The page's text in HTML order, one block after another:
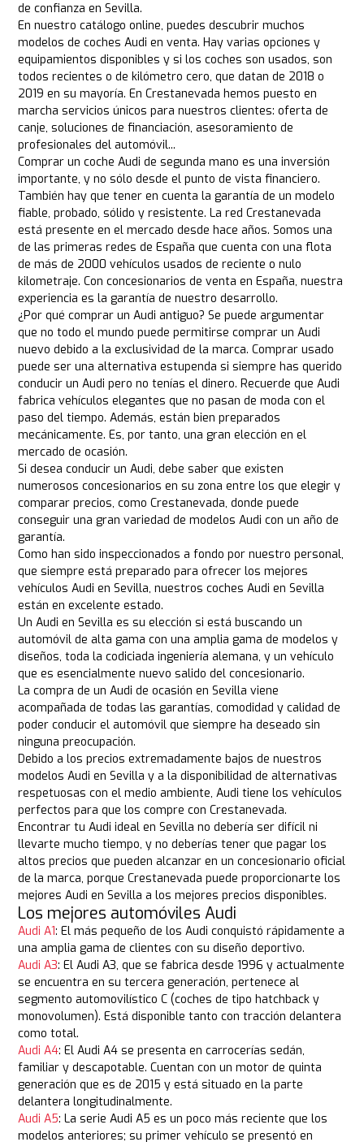
de confianza en Sevilla.
En nuestro catálogo online, puedes descubrir muchos
modelos de coches Audi en venta. Hay varias opciones y
equipamientos disponibles y si los coches son usados, son
todos recientes o de kilómetro cero, que datan de 2018 o
2019 en su mayoría. En Crestanevada hemos puesto en
marcha servicios únicos para nuestros clientes: oferta de
canje, soluciones de financiación, asesoramiento de
profesionales del automóvil...
Comprar un coche Audi de segunda mano es una inversión
importante, y no sólo desde el punto de vista financiero.
También hay que tener en cuenta la garantía de un modelo
fiable, probado, sólido y resistente. La red Crestanevada
está presente en el mercado desde hace años. Somos una
de las primeras redes de España que cuenta con una flota
de más de 2000 vehículos usados de reciente o nulo
kilometraje. Con concesionarios de venta en España, nuestra
experiencia es la garantía de nuestro desarrollo.
¿Por qué comprar un Audi antiguo? Se puede argumentar
que no todo el mundo puede permitirse comprar un Audi
nuevo debido a la exclusividad de la marca. Comprar usado
puede ser una alternativa estupenda si siempre has querido
conducir un Audi pero no tenías el dinero. Recuerde que Audi
fabrica vehículos elegantes que no pasan de moda con el
paso del tiempo. Además, están bien preparados
mecánicamente. Es, por tanto, una gran elección en el
mercado de ocasión.
Si desea conducir un Audi, debe saber que existen
numerosos concesionarios en su zona entre los que elegir y
comparar precios, como Crestanevada, donde puede
conseguir una gran variedad de modelos Audi con un año de
garantía.
Como han sido inspeccionados a fondo por nuestro personal,
que siempre está preparado para ofrecer los mejores
vehículos Audi en Sevilla, nuestros coches Audi en Sevilla
están en excelente estado.
Un Audi en Sevilla es su elección si está buscando un
automóvil de alta gama con una amplia gama de modelos y
diseños, toda la codiciada ingeniería alemana, y un vehículo
que es esencialmente nuevo salido del concesionario.
La compra de un Audi de ocasión en Sevilla viene
acompañada de todas las garantías, comodidad y calidad de
poder conducir el automóvil que siempre ha deseado sin
ninguna preocupación.
Debido a los precios extremadamente bajos de nuestros
modelos Audi en Sevilla y a la disponibilidad de alternativas
respetuosas con el medio ambiente, Audi tiene los vehículos
perfectos para que los compre con Crestanevada.
Encontrar tu Audi ideal en Sevilla no debería ser difícil ni
llevarte mucho tiempo, y no deberías tener que pagar los
altos precios que pueden alcanzar en un concesionario oficial
de la marca, porque Crestanevada puede proporcionarte los
mejores Audi en Sevilla a los mejores precios disponibles.
Los mejores automóviles Audi
Audi A1: El más pequeño de los Audi conquistó rápidamente a
una amplia gama de clientes con su diseño deportivo.
Audi A3: El Audi A3, que se fabrica desde 1996 y actualmente
se encuentra en su tercera generación, pertenece al
segmento automovilístico C (coches de tipo hatchback y
monovolumen). Está disponible tanto con tracción delantera
como total.
Audi A4: El Audi A4 se presenta en carrocerías sedán,
familiar y descapotable. Cuentan con un motor de quinta
generación que es de 2015 y está situado en la parte
delantera longitudinalmente.
Audi A5: La serie Audi A5 es un poco más reciente que los
modelos anteriores; su primer vehículo se presentó en